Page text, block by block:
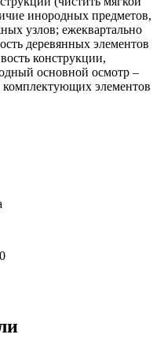
инородных предметов,
узлов; ежеквартально
деревянных элементов
конструкции,
основной осмотр –
комплектующих элементов